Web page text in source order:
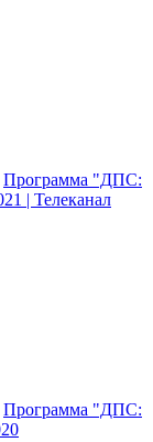
Программа "ДПС:
| Телеканал
Программа "ДПС: